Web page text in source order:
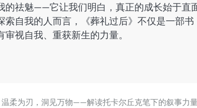
的祛魅——它让我们明白，真正的成长始于直
自我的人而言，《葬礼过后》不仅是一部书
视自我、重获新生的力量。
温柔为刃，洞见万物——解读托卡尔丘克笔下的叙事力